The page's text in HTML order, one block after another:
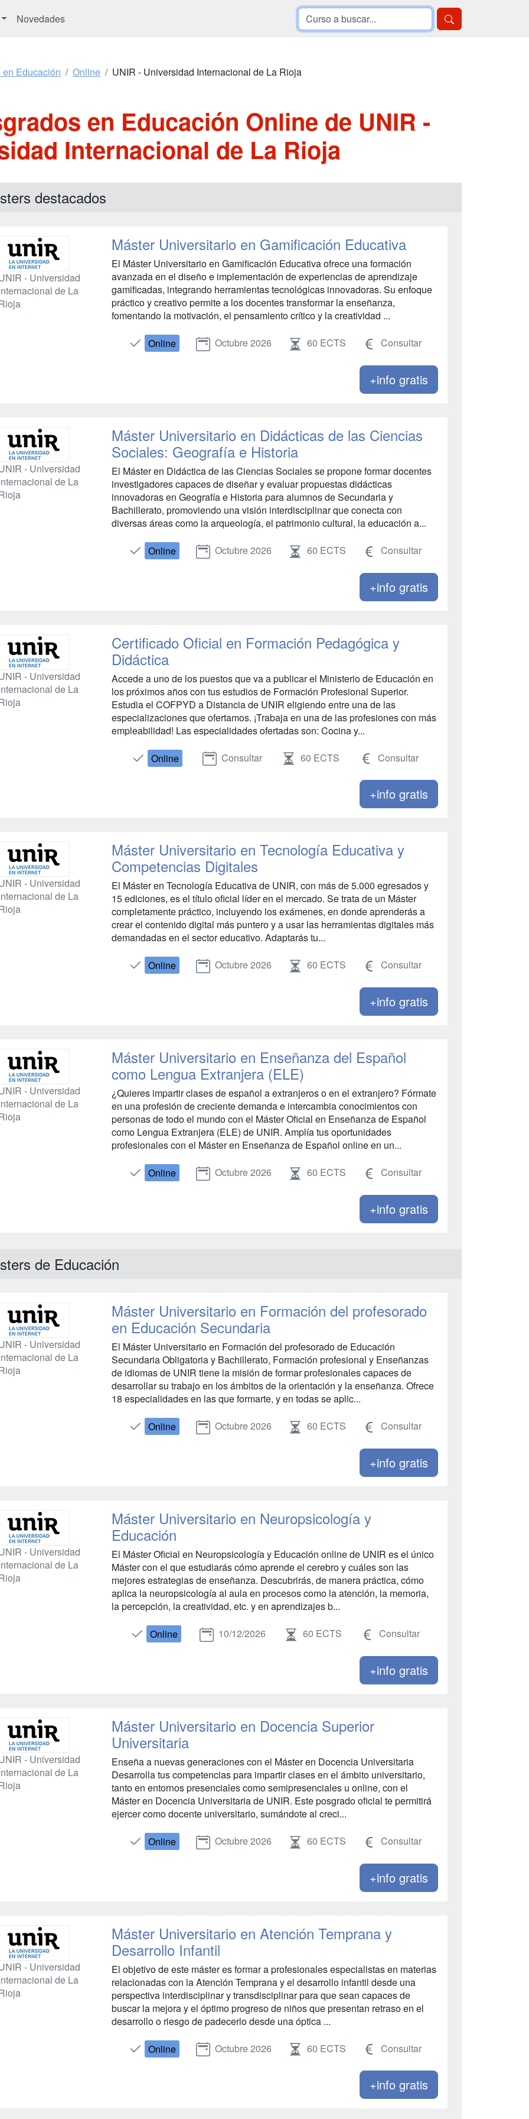
Novedades
Educación Online UNIR - Universidad Internacional de La Rioja
en Educación Online de UNIR -
Internacional de La Rioja
destacados
- Universidad
de La
Máster Universitario en Gamificación Educativa
El Máster Universitario en Gamificación Educativa ofrece una formación
avanzada en el diseño e implementación de experiencias de aprendizaje
gamificadas, integrando herramientas tecnológicas innovadoras. Su enfoque
práctico y creativo permite a los docentes transformar la enseñanza,
fomentando la motivación, el pensamiento crítico y la creatividad ...
Online Octubre 2026 60 ECTS Consultar
+info gratis
- Universidad
de La
Máster Universitario en Didácticas de las Ciencias
Sociales: Geografía e Historia
El Máster en Didáctica de las Ciencias Sociales se propone formar docentes
investigadores capaces de diseñar y evaluar propuestas didácticas
innovadoras en Geografía e Historia para alumnos de Secundaria y
Bachillerato, promoviendo una visión interdisciplinar que conecta con
diversas áreas como la arqueología, el patrimonio cultural, la educación a...
Online Octubre 2026 60 ECTS Consultar
+info gratis
- Universidad
de La
Certificado Oficial en Formación Pedagógica y
Didáctica
Accede a uno de los puestos que va a publicar el Ministerio de Educación en
los próximos años con tus estudios de Formación Profesional Superior.
Estudia el COFPYD a Distancia de UNIR eligiendo entre una de las
especializaciones que ofertamos. ¡Trabaja en una de las profesiones con más
empleabilidad! Las especialidades ofertadas son: Cocina y...
Online Consultar 60 ECTS Consultar
+info gratis
- Universidad
de La
Máster Universitario en Tecnología Educativa y
Competencias Digitales
El Máster en Tecnología Educativa de UNIR, con más de 5.000 egresados y
15 ediciones, es el título oficial líder en el mercado. Se trata de un Máster
completamente práctico, incluyendo los exámenes, en donde aprenderás a
crear el contenido digital más puntero y a usar las herramientas digitales más
demandadas en el sector educativo. Adaptarás tu...
Online Octubre 2026 60 ECTS Consultar
+info gratis
- Universidad
de La
Máster Universitario en Enseñanza del Español
como Lengua Extranjera (ELE)
¿Quieres impartir clases de español a extranjeros o en el extranjero? Fórmate
en una profesión de creciente demanda e intercambia conocimientos con
personas de todo el mundo con el Máster Oficial en Enseñanza de Español
como Lengua Extranjera (ELE) de UNIR. Amplía tus oportunidades
profesionales con el Máster en Enseñanza de Español online en un...
Online Octubre 2026 60 ECTS Consultar
+info gratis
de Educación
- Universidad
de La
Máster Universitario en Formación del profesorado
en Educación Secundaria
El Máster Universitario en Formación del profesorado de Educación
Secundaria Obligatoria y Bachillerato, Formación profesional y Enseñanzas
de idiomas de UNIR tiene la misión de formar profesionales capaces de
desarrollar su trabajo en los ámbitos de la orientación y la enseñanza. Ofrece
18 especialidades en las que formarte, y en todas se aplic...
Online Octubre 2026 60 ECTS Consultar
+info gratis
- Universidad
de La
Máster Universitario en Neuropsicología y
Educación
El Máster Oficial en Neuropsicología y Educación online de UNIR es el único
Máster con el que estudiarás cómo aprende el cerebro y cuáles son las
mejores estrategias de enseñanza. Descubrirás, de manera práctica, cómo
aplica la neuropsicología al aula en procesos como la atención, la memoria,
la percepción, la creatividad, etc. y en aprendizajes b...
Online 10/12/2026 60 ECTS Consultar
+info gratis
- Universidad
de La
Máster Universitario en Docencia Superior
Universitaria
Enseña a nuevas generaciones con el Máster en Docencia Universitaria
Desarrolla tus competencias para impartir clases en el ámbito universitario,
tanto en entornos presenciales como semipresenciales u online, con el
Máster en Docencia Universitaria de UNIR. Este posgrado oficial te permitirá
ejercer como docente universitario, sumándote al creci...
Online Octubre 2026 60 ECTS Consultar
+info gratis
- Universidad
de La
Máster Universitario en Atención Temprana y
Desarrollo Infantil
El objetivo de este máster es formar a profesionales especialistas en materias
relacionadas con la Atención Temprana y el desarrollo infantil desde una
perspectiva interdisciplinar y transdisciplinar para que sean capaces de
buscar la mejora y el óptimo progreso de niños que presentan retraso en el
desarrollo o riesgo de padecerlo desde una óptica ...
Online Octubre 2026 60 ECTS Consultar
+info gratis